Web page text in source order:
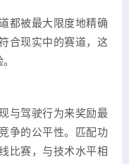
都被最大限度地精确
合现实中的赛道，这
与驾驶行为来奖励最
争的公平性。匹配功
比赛，与技术水平相